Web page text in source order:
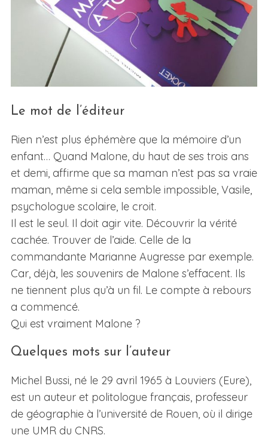
Le mot de l’éditeur
Rien n’est plus éphémère que la mémoire d’un
enfant… Quand Malone, du haut de ses trois ans
et demi, affirme que sa maman n’est pas sa vraie
maman, même si cela semble impossible, Vasile,
psychologue scolaire, le croit.
Il est le seul. Il doit agir vite. Découvrir la vérité
cachée. Trouver de l’aide. Celle de la
commandante Marianne Augresse par exemple.
Car, déjà, les souvenirs de Malone s’effacent. Ils
ne tiennent plus qu’à un fil. Le compte à rebours
a commencé.
Qui est vraiment Malone ?
Quelques mots sur l’auteur
Michel Bussi, né le 29 avril 1965 à Louviers (Eure),
est un auteur et politologue français, professeur
de géographie à l’université de Rouen, où il dirige
une UMR du CNRS.